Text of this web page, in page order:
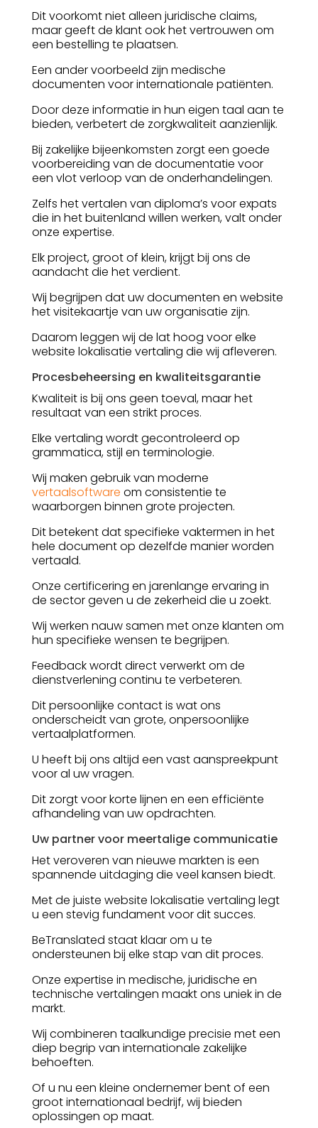
Dit voorkomt niet alleen juridische claims,
maar geeft de klant ook het vertrouwen om
een bestelling te plaatsen.
Een ander voorbeeld zijn medische
documenten voor internationale patiënten.
Door deze informatie in hun eigen taal aan te
bieden, verbetert de zorgkwaliteit aanzienlijk.
Bij zakelijke bijeenkomsten zorgt een goede
voorbereiding van de documentatie voor
een vlot verloop van de onderhandelingen.
Zelfs het vertalen van diploma’s voor expats
die in het buitenland willen werken, valt onder
onze expertise.
Elk project, groot of klein, krijgt bij ons de
aandacht die het verdient.
Wij begrijpen dat uw documenten en website
het visitekaartje van uw organisatie zijn.
Daarom leggen wij de lat hoog voor elke
website lokalisatie vertaling die wij afleveren.
Procesbeheersing en kwaliteitsgarantie
Kwaliteit is bij ons geen toeval, maar het
resultaat van een strikt proces.
Elke vertaling wordt gecontroleerd op
grammatica, stijl en terminologie.
Wij maken gebruik van moderne
vertaalsoftware om consistentie te
waarborgen binnen grote projecten.
Dit betekent dat specifieke vaktermen in het
hele document op dezelfde manier worden
vertaald.
Onze certificering en jarenlange ervaring in
de sector geven u de zekerheid die u zoekt.
Wij werken nauw samen met onze klanten om
hun specifieke wensen te begrijpen.
Feedback wordt direct verwerkt om de
dienstverlening continu te verbeteren.
Dit persoonlijke contact is wat ons
onderscheidt van grote, onpersoonlijke
vertaalplatformen.
U heeft bij ons altijd een vast aanspreekpunt
voor al uw vragen.
Dit zorgt voor korte lijnen en een efficiënte
afhandeling van uw opdrachten.
Uw partner voor meertalige communicatie
Het veroveren van nieuwe markten is een
spannende uitdaging die veel kansen biedt.
Met de juiste website lokalisatie vertaling legt
u een stevig fundament voor dit succes.
BeTranslated staat klaar om u te
ondersteunen bij elke stap van dit proces.
Onze expertise in medische, juridische en
technische vertalingen maakt ons uniek in de
markt.
Wij combineren taalkundige precisie met een
diep begrip van internationale zakelijke
behoeften.
Of u nu een kleine ondernemer bent of een
groot internationaal bedrijf, wij bieden
oplossingen op maat.